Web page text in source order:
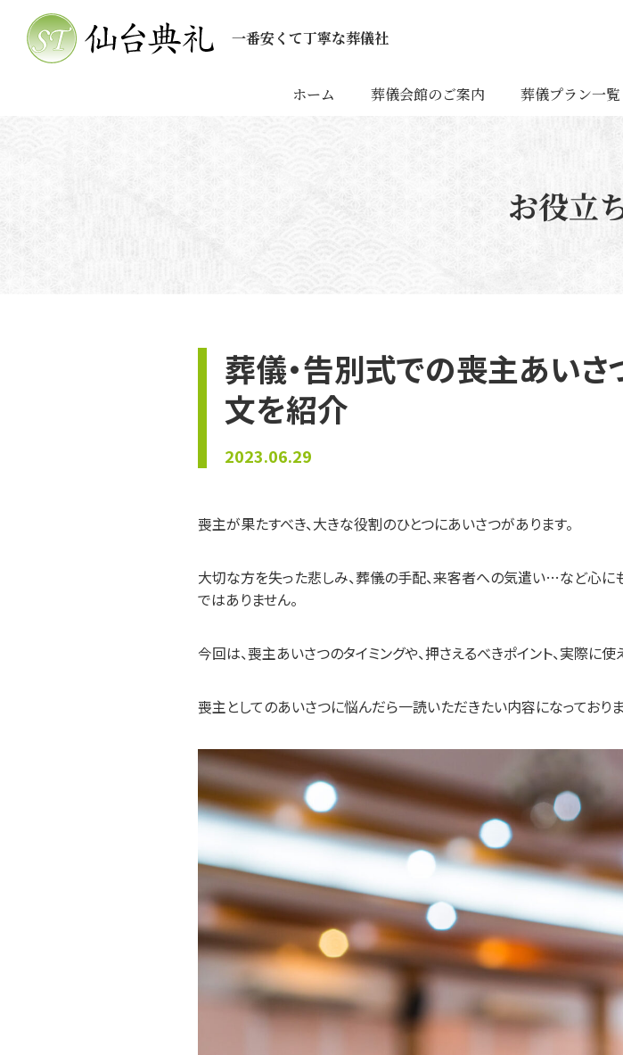
一番安くて丁寧な葬儀社
ホーム 葬儀会館のご案内 葬儀プラン一覧
お役立
葬儀・告別式での喪主あいさ
文を紹介
2023.06.29
喪主が果たすべき、大きな役割のひとつにあいさつがあります。
大切な方を失った悲しみ、葬儀の手配、来客者への気遣い…など心
ではありません。
今回は、喪主あいさつのタイミングや、押さえるべきポイント、実際に使
喪主としてのあいさつに悩んだら一読いただきたい内容になっておりま